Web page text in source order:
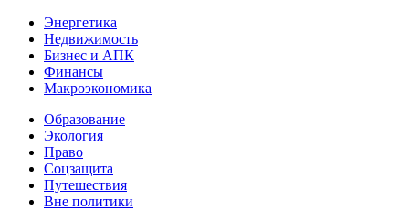
Энергетика
Недвижимость
Бизнес и АПК
Финансы
Макроэкономика
Образование
Экология
Право
Соцзащита
Путешествия
Вне политики